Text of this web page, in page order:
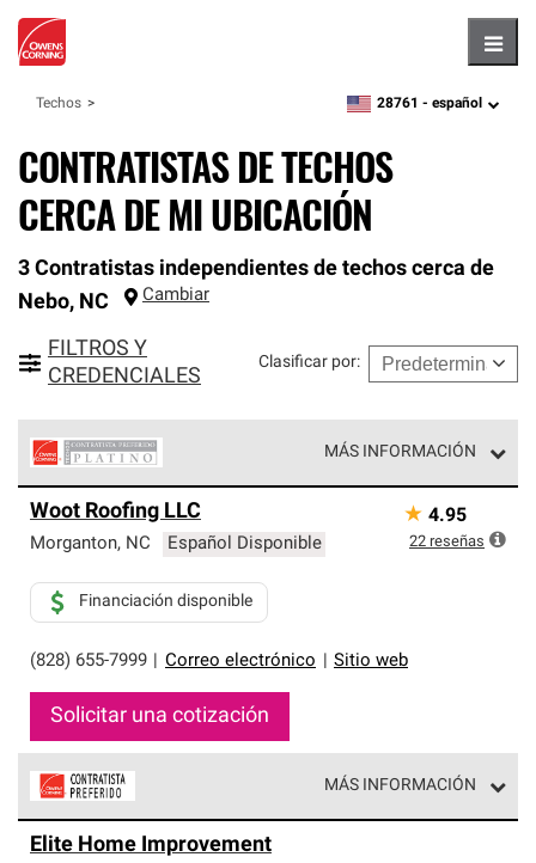
Techos zipcode, language
28761 - español
CONTRATISTAS DE TECHOS
CERCA DE MI UBICACIÓN
3 Contratistas independientes de techos cerca de
Nebo, NC Cambiar
FILTROS Y
CREDENCIALES
Clasificar por:
MÁS INFORMACIÓN
Corning constituyen el nivel superior de nuestra red
exclusiva y cumplen con estándares estrictos de
Solo ellos pueden ofrecer nuestra mejor garantía de
sistemas de techos.
Woot Roofing LLC
Morganton, NC Español Disponible
(828) 655-7999 Correo electrónico Sitio web
Financiación disponible
Solicitar una cotización
★ 4.95
22 reseñas
MÁS INFORMACIÓN
parte de una red exclusiva de profesionales de techos
Elite Home Improvement